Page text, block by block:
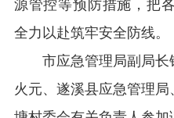
全力以赴筑牢安全防线。
市应急管理局副局长
火元、遂溪县应急管理